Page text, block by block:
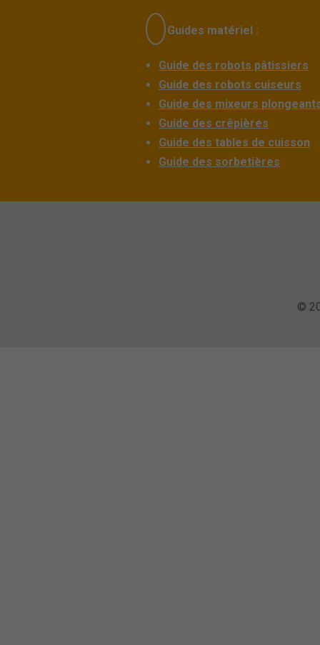
Guides matériel :
Guide des robots pâtissiers
Guide des robots cuiseurs
Guide des mixeurs
Guide des crêpières
Guide des tables de cuisson
Guide des sorbetières
©